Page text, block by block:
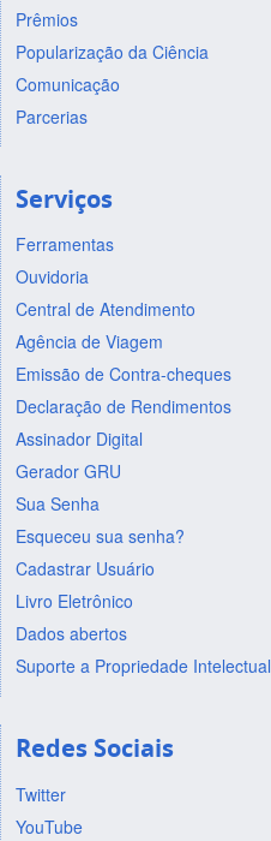
Prêmios
Popularização da Ciência
Comunicação
Parcerias
Serviços
Ferramentas
Ouvidoria
Central de Atendimento
Agência de Viagem
Emissão de Contra-cheques
Declaração de Rendimentos
Assinador Digital
Gerador GRU
Sua Senha
Esqueceu sua senha?
Cadastrar Usuário
Livro Eletrônico
Dados abertos
Suporte a Propriedade Intelectual
Redes Sociais
Twitter
YouTube